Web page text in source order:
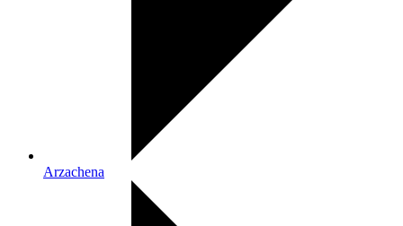
Arzachena